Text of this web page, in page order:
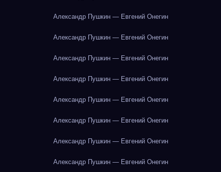
Александр Пушкин — Евгений Онегин
Александр Пушкин — Евгений Онегин
Александр Пушкин — Евгений Онегин
Александр Пушкин — Евгений Онегин
Александр Пушкин — Евгений Онегин
Александр Пушкин — Евгений Онегин
Александр Пушкин — Евгений Онегин
Александр Пушкин — Евгений Онегин